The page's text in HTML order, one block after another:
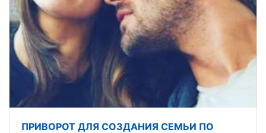
ПРИВОРОТ ДЛЯ СОЗДАНИЯ СЕМЬИ ПО